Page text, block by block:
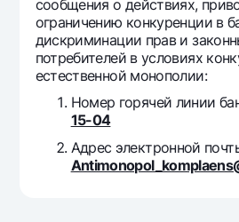
До востребования USD
Для всех USD
Золотой депозит
Золотые слитки от НБУ
Серебряный депозит
UzCard/HUMO
Visa
Visa FIFA
Mastercard
Garmin pay
Эскроу-cчёт
Тарифы
Акции
Мобильное приложение
сообщения о действиях,
ограничению конкуренции в
дискриминации прав и
потребителей в условиях
естественной монополии:
Номер горячей линии
15-04
Адрес электронной